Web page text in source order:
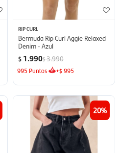
RIP CURL
Bermuda Rip Curl Aggie Relaxed
Denim - Azul
$ 1.990$3.990
995 Puntos +$995
20